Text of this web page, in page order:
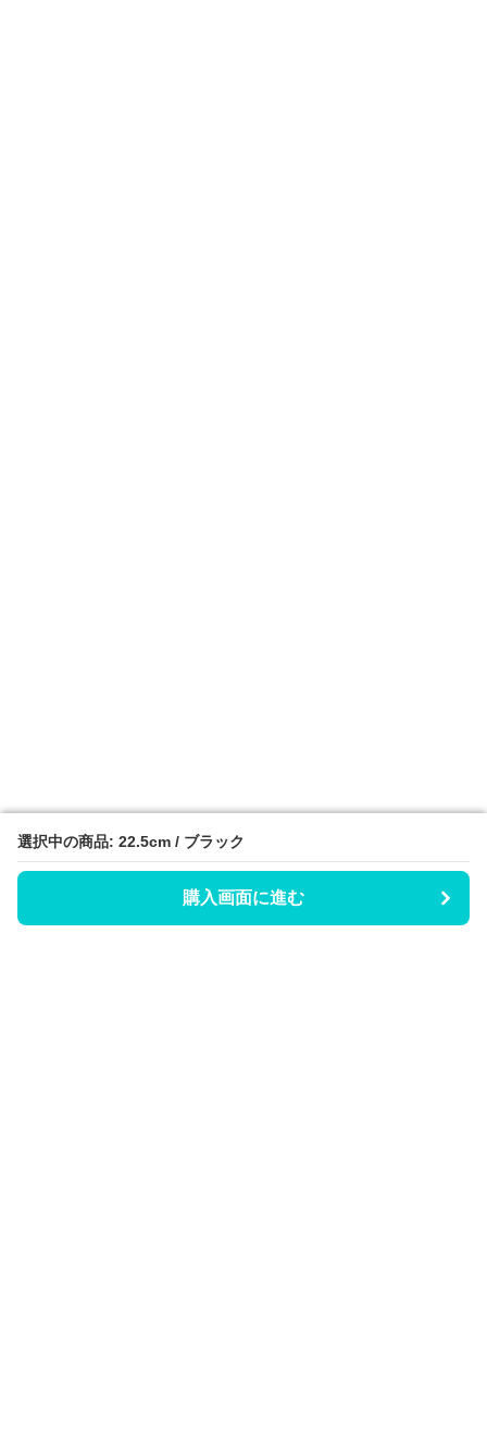
選択中の商品: 22.5cm / ブラック
購入画面に進む
選択中の商品: 22.5cm / ブラック
購入画面に進む